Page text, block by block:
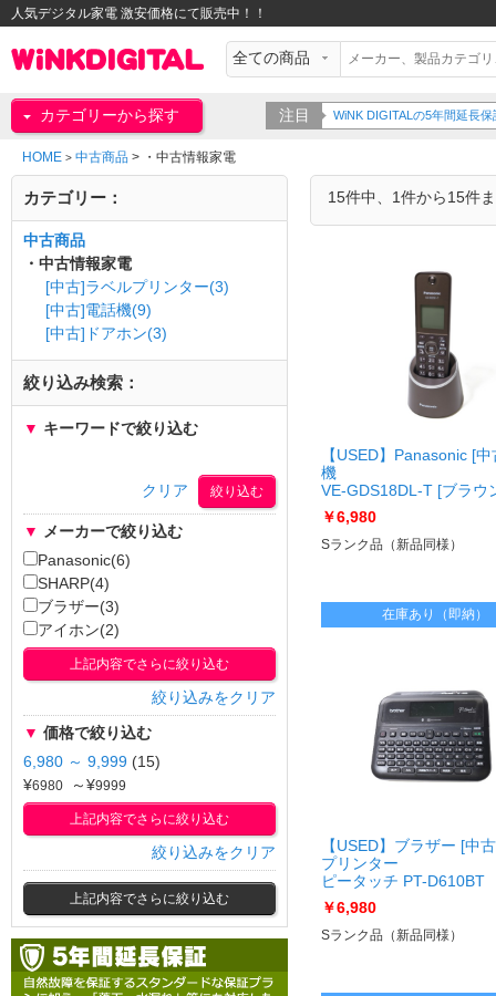
人気デジタル家電 激安価格にて販売中！！
カテゴリーから探す 注目 WiNK DIGITALの5年間延長
HOME > 中古商品 > ・中古情報家電
15件中、1件から15件
【USED】Panasonic [
機
VE-GDS18DL-T [ブラウ
[USED]u060893 VE-
T
￥6,980
Sランク品（新品同様）
在庫あり（即納）
【USED】ブラザー [中
プリンター
ピータッチ PT-D610BT
[USED]u061022 PT-
￥6,980
Sランク品（新品同様）
カテゴリー：
中古商品
・中古情報家電
[中古]ラベルプリンター(3)
[中古]電話機(9)
[中古]ドアホン(3)
絞り込み検索：
▼ キーワードで絞り込む
クリア
▼ メーカーで絞り込む
Panasonic(6)
SHARP(4)
ブラザー(3)
アイホン(2)
上記内容でさらに絞り込む
絞り込みをクリア
▼ 価格で絞り込む
6,980 ～ 9,999 (15)
¥
～¥
上記内容でさらに絞り込む
絞り込みをクリア
上記内容でさらに絞り込む